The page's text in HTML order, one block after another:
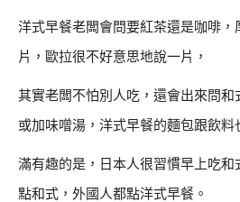
洋式早餐老闆會問要紅茶還是咖啡，
片，歐拉很不好意思地說一片，
其實老闆不怕別人吃，還會出來問和
或加味噌湯，洋式早餐的麵包跟飲料
滿有趣的是，日本人很習慣早上吃
點和式，外國人都點洋式早餐。